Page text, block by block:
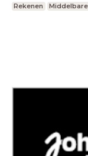
Rekenen